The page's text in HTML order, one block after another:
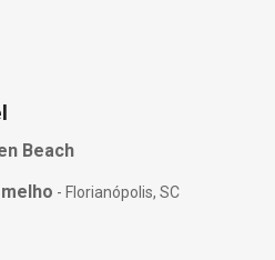
Beach
- Florianópolis, SC